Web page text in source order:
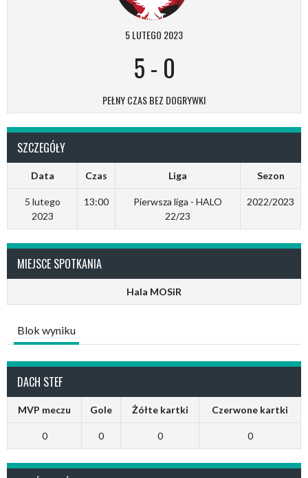
5 LUTEGO 2023
5- 0
PEŁNY CZAS BEZ DOGRYWKI
SZCZEGÓŁY
Data Czas Liga Sezon
5 lutego
2023
13:00
Pierwsza liga - HALO
22/23
2022/2023
MIEJSCE SPOTKANIA
Hala MOSiR
Blok wyniku
DACH STEF
MVP meczu Gole Żółte kartki Czerwone kartki
0 0 0 0